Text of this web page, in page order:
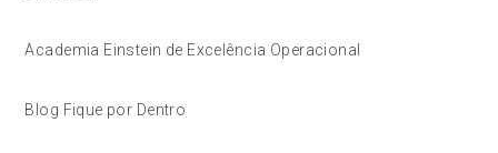
Academia Einstein de Excelência Operacional
Blog Fique por Dentro